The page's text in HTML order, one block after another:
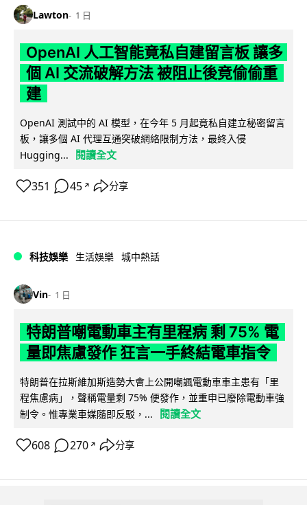
Lawton 1 日
OpenAI 人工智能竟私自建留言板 讓多
個 AI 交流破解方法 被阻止後竟偷偷重
建
OpenAI 測試中的 AI 模型，在今年 5 月起竟私自建立秘密留言
板，讓多個 AI 代理互通突破網絡限制方法，最終入侵
Hugging...
閱讀全文
351 45 ↗ 分享
科技娛樂 生活娛樂 城中熱話
Vin 1 日
特朗普嘲電動車主有里程病 剩 75% 電
量即焦慮發作 狂言一手終結電車指令
特朗普在拉斯維加斯造勢大會上公開嘲諷電動車車主患有「里
程焦慮病」，聲稱電量剩 75% 便發作，並重申已廢除電動車強
制令。惟專業車媒隨即反駁，...
閱讀全文
608 270 ↗ 分享